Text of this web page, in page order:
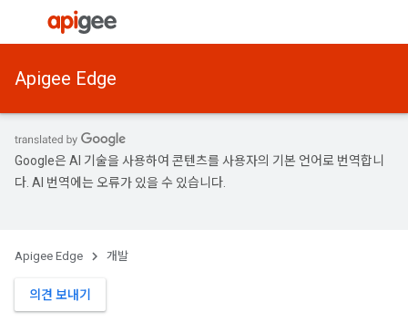
Apigee Edge
Google은 AI 기술을 사용하여 콘텐츠를 사용자의 기본 언어로 번역합니
다. AI 번역에는 오류가 있을 수 있습니다.
Apigee Edge 개발
의견 보내기